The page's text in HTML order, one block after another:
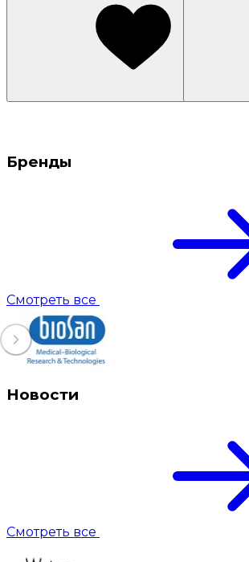
Бренды
Смотреть все
Новости
Смотреть все